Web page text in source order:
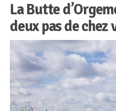
l’article
La Butte
deux pas de chez